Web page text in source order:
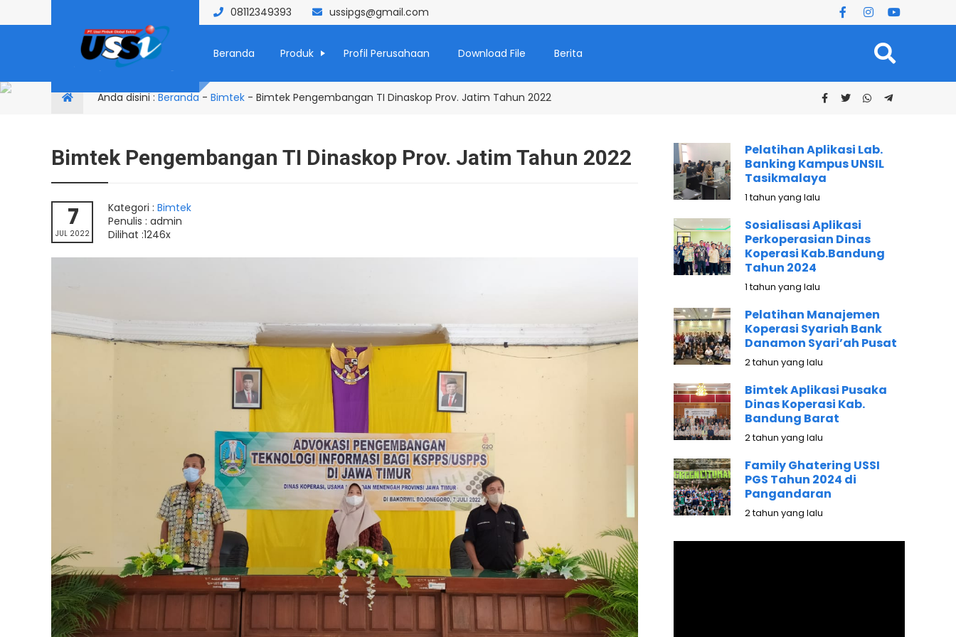
08112349393 ussipgs@gmail.com
Beranda Produk Profil Perusahaan Download File Berita
Anda disini : Beranda - Bimtek - Bimtek Pengembangan TI Dinaskop Prov. Jatim Tahun 2022
Bimtek Pengembangan TI Dinaskop Prov. Jatim Tahun 2022
7
JUL 2022
Kategori : Bimtek
Penulis : admin
Dilihat :1246x
Pelatihan Aplikasi Lab.
Banking Kampus UNSIL
Tasikmalaya
1 tahun yang lalu
Sosialisasi Aplikasi
Perkoperasian Dinas
Koperasi Kab.Bandung
Tahun 2024
1 tahun yang lalu
Pelatihan Manajemen
Koperasi Syariah Bank
Danamon Syari’ah Pusat
2 tahun yang lalu
Bimtek Aplikasi Pusaka
Dinas Koperasi Kab.
Bandung Barat
2 tahun yang lalu
Family Ghatering USSI
PGS Tahun 2024 di
Pangandaran
2 tahun yang lalu